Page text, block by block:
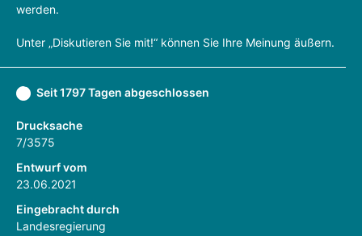
werden.
Unter „Diskutieren Sie mit!“ können Sie Ihre Meinung äußern.
Seit 1797 Tagen abgeschlossen
Drucksache
7/3575
Entwurf vom
23.06.2021
Eingebracht durch
Landesregierung